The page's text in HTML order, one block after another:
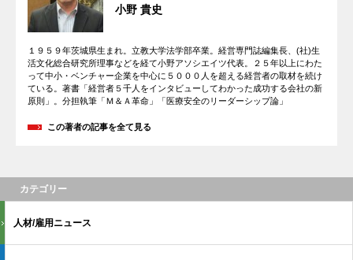
小野 貴史
１９５９年茨城県生まれ。立教大学法学部卒業。経営専門誌編集長、(社)生
活文化総合研究所理事などを経て小野アソシエイツ代表。２５年以上にわた
って中小・ベンチャー企業を中心に５０００人を超える経営者の取材を続け
ている。著書「経営者５千人をインタビューしてわかった成功する会社の新
原則」。分担執筆「Ｍ＆Ａ革命」「医療安全のリーダーシップ論」
この著者の記事を全て見る
カテゴリー
人材/雇用ニュース